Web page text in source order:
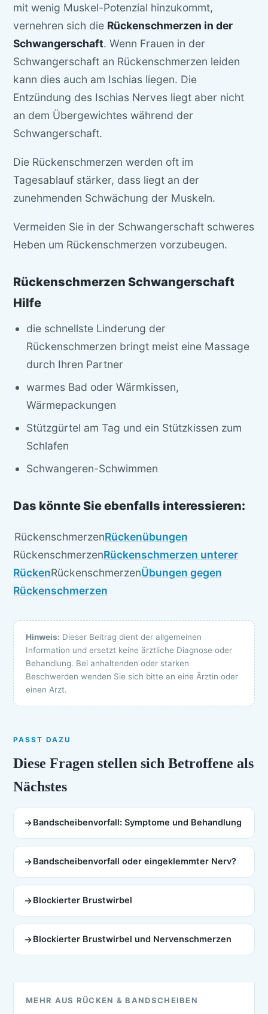
mit wenig Muskel-Potenzial hinzukommt,
vernehren sich die Rückenschmerzen in der
Schwangerschaft. Wenn Frauen in der
Schwangerschaft an Rückenschmerzen leiden
kann dies auch am Ischias liegen. Die
Entzündung des Ischias Nerves liegt aber nicht
an dem Übergewichtes während der
Schwangerschaft.
Die Rückenschmerzen werden oft im
Tagesablauf stärker, dass liegt an der
zunehmenden Schwächung der Muskeln.
Vermeiden Sie in der Schwangerschaft schweres
Heben um Rückenschmerzen vorzubeugen.
Rückenschmerzen Schwangerschaft
Hilfe
die schnellste Linderung der
Rückenschmerzen bringt meist eine Massage
durch Ihren Partner
warmes Bad oder Wärmkissen,
Wärmepackungen
Stützgürtel am Tag und ein Stützkissen zum
Schlafen
Schwangeren-Schwimmen
Das könnte Sie ebenfalls interessieren:
RückenschmerzenRückenübungen
RückenschmerzenRückenschmerzen unterer
RückenRückenschmerzenÜbungen gegen
Rückenschmerzen
Hinweis: Dieser Beitrag dient der allgemeinen
Information und ersetzt keine ärztliche Diagnose oder
Behandlung. Bei anhaltenden oder starken
Beschwerden wenden Sie sich bitte an eine Ärztin oder
einen Arzt.
PASST DAZU
Diese Fragen stellen sich Betroffene als
Nächstes
Bandscheibenvorfall: Symptome und Behandlung
Bandscheibenvorfall oder eingeklemmter Nerv?
Blockierter Brustwirbel
Blockierter Brustwirbel und Nervenschmerzen
MEHR AUS RÜCKEN & BANDSCHEIBEN